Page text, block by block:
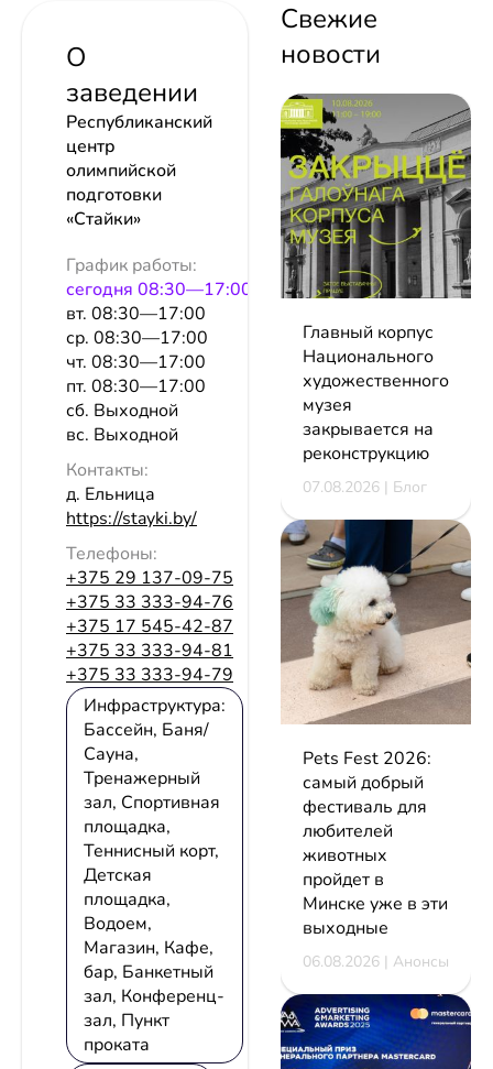
О
заведении
Республиканский
центр
олимпийской
подготовки
«Стайки»
График работы:
сeгодня 08:30—17:00
вт. 08:30—17:00
ср. 08:30—17:00
чт. 08:30—17:00
пт. 08:30—17:00
сб. Выходной
вс. Выходной
Контакты:
д. Ельница
https://stayki.by/
Телефоны:
+375 29 137-09-75
+375 33 333-94-76
+375 17 545-42-87
+375 33 333-94-81
+375 33 333-94-79
Инфраструктура:
Бассейн, Баня/
Сауна,
Тренажерный
зал, Спортивная
площадка,
Теннисный корт,
Детская
площадка,
Водоем,
Магазин, Кафе,
бар, Банкетный
зал, Конференц-
зал, Пункт
проката
Свежие
новости
Главный корпус
Национального
художественного
музея
закрывается на
реконструкцию
07.08.2026 | Блог
Pets Fest 2026:
самый добрый
фестиваль для
любителей
животных
пройдет в
Минске уже в эти
выходные
06.08.2026 | Анонсы